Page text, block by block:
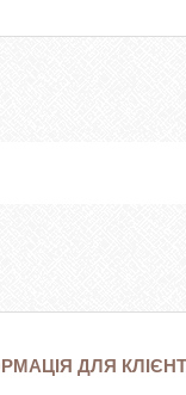
ДЛЯ